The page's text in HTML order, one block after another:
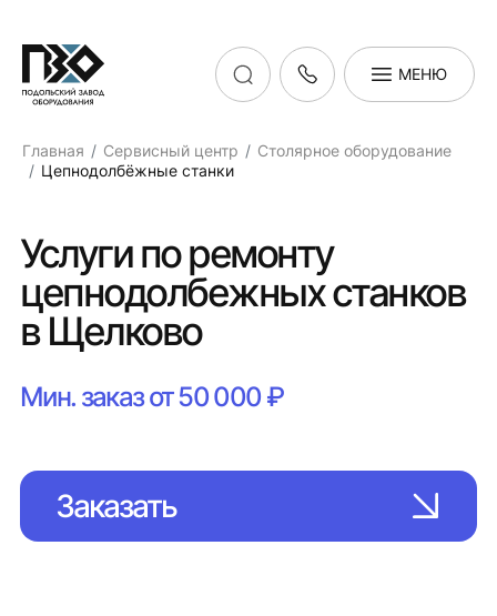
МЕНЮ
Главная Сервисный центр
Столярное оборудование
Цепнодолбёжные станки
Услуги по ремонту
цепнодолбежных станков
в Щелково
Мин. заказ от 50 000 ₽
Заказать